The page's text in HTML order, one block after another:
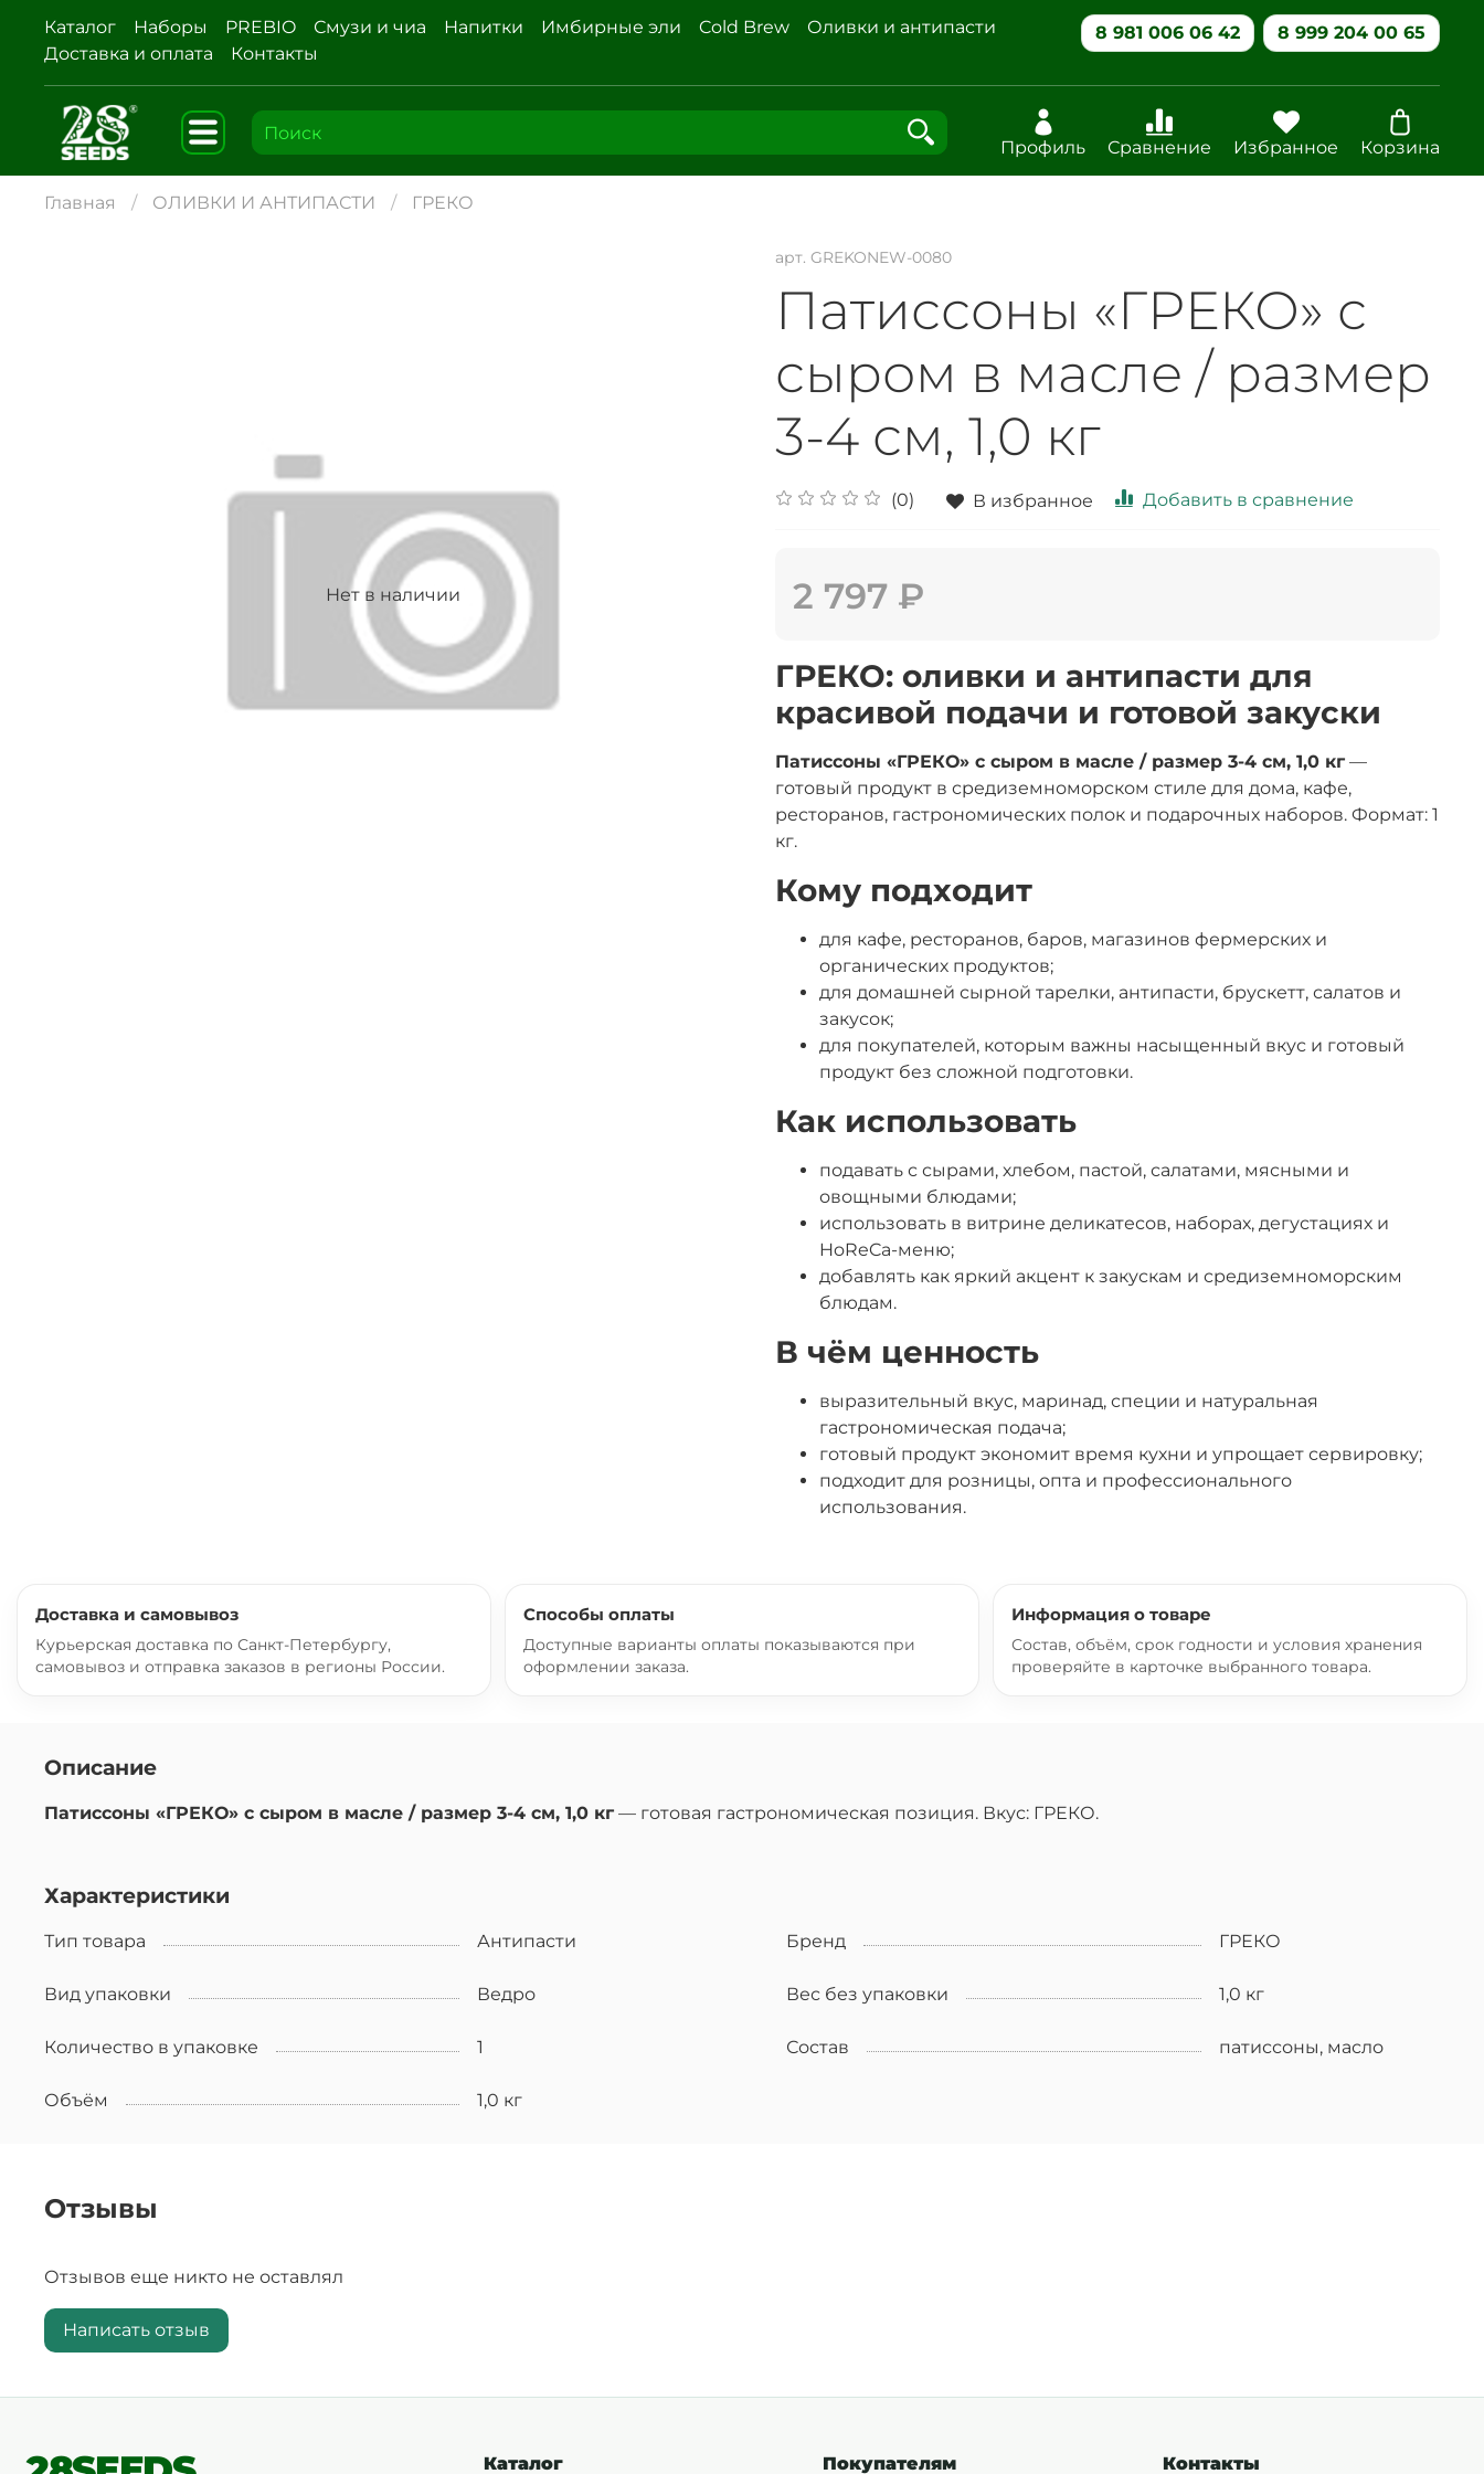
Каталог Наборы PREBIO Смузи и чиа Напитки Имбирные эли Cold Brew
Оливки и антипасти
Доставка и оплата
Контакты
8 981 006 06 42 8 999 204 00 65
Профиль Сравнение Избранное Корзина
Главная ОЛИВКИ И АНТИПАСТИ ГРЕКО
Нет в наличии
арт. GREKONEW-0080
Патиссоны «ГРЕКО» с
сыром в масле / размер
3-4 см, 1,0 кг
(0) В избранное Добавить в сравнение
2 797 ₽
ГРЕКО: оливки и антипасти для
красивой подачи и готовой закуски
Патиссоны «ГРЕКО» с сыром в масле / размер 3-4 см, 1,0 кг —
готовый продукт в средиземноморском стиле для дома, кафе,
ресторанов, гастрономических полок и подарочных наборов. Формат: 1
кг.
Кому подходит
для кафе, ресторанов, баров, магазинов фермерских и
органических продуктов;
для домашней сырной тарелки, антипасти, брускетт, салатов и
закусок;
для покупателей, которым важны насыщенный вкус и готовый
продукт без сложной подготовки.
Как использовать
подавать с сырами, хлебом, пастой, салатами, мясными и
овощными блюдами;
использовать в витрине деликатесов, наборах, дегустациях и
HoReCa-меню;
добавлять как яркий акцент к закускам и средиземноморским
блюдам.
В чём ценность
выразительный вкус, маринад, специи и натуральная
гастрономическая подача;
готовый продукт экономит время кухни и упрощает сервировку;
подходит для розницы, опта и профессионального
использования.
Доставка и самовывоз
Курьерская доставка по Санкт-Петербургу,
самовывоз и отправка заказов в регионы России.
Способы оплаты
Доступные варианты оплаты показываются при
оформлении заказа.
Информация о товаре
Состав, объём, срок годности и условия хранения
проверяйте в карточке выбранного товара.
Описание
Патиссоны «ГРЕКО» с сыром в масле / размер 3-4 см, 1,0 кг — готовая гастрономическая позиция. Вкус: ГРЕКО.
Характеристики
Тип товара Антипасти Бренд ГРЕКО
Вид упаковки Ведро Вес без упаковки 1,0 кг
Количество в упаковке 1 Состав патиссоны, масло
Объём 1,0 кг
Отзывы
Отзывов еще никто не оставлял
Написать отзыв
Каталог Покупателям Контакты